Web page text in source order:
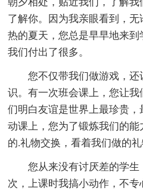
了解你。因为我亲眼看到，
热的夏天，您总是早早地来
我们付出了很多。
您不仅带我们做游戏，
识。有一次班会课上，您让
们明白友谊是世界上最珍贵
动课上，您为了锻炼我们的
的.礼物交换，看着我们做的礼
您从来没有讨厌差的学
次，上课时我搞小动作，不